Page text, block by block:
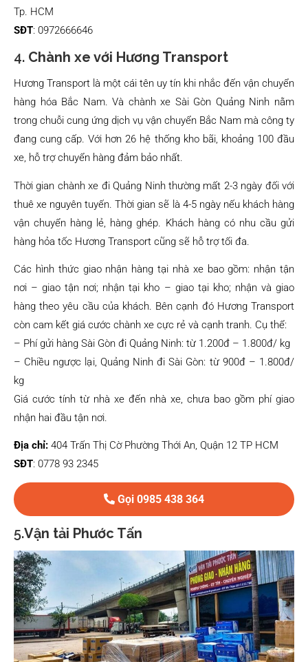
Tp. HCM
SĐT: 0972666646
4. Chành xe với Hương Transport
Hương Transport là một cái tên uy tín khi nhắc đến vận chuyển
hàng hóa Bắc Nam. Và chành xe Sài Gòn Quảng Ninh nằm
trong chuỗi cung ứng dịch vụ vận chuyển Bắc Nam mà công ty
đang cung cấp. Với hơn 26 hệ thống kho bãi, khoảng 100 đầu
xe, hỗ trợ chuyển hàng đảm bảo nhất.
Thời gian chành xe đi Quảng Ninh thường mất 2-3 ngày đối với
thuê xe nguyên tuyến. Thời gian sẽ là 4-5 ngày nếu khách hàng
vận chuyển hàng lẻ, hàng ghép. Khách hàng có nhu cầu gửi
hàng hỏa tốc Hương Transport cũng sẽ hỗ trợ tối đa.
Các hình thức giao nhận hàng tại nhà xe bao gồm: nhận tận
nơi – giao tận nơi; nhận tại kho – giao tại kho; nhận và giao
hàng theo yêu cầu của khách. Bên cạnh đó Hương Transport
còn cam kết giá cước chành xe cực rẻ và cạnh tranh. Cụ thể:
– Phí gửi hàng Sài Gòn đi Quảng Ninh: từ 1.200đ – 1.800đ/ kg
– Chiều ngược lại, Quảng Ninh đi Sài Gòn: từ 900đ – 1.800đ/
kg
Giá cước tính từ nhà xe đến nhà xe, chưa bao gồm phí giao
nhận hai đầu tận nơi.
Địa chỉ: 404 Trấn Thị Cờ Phường Thới An, Quận 12 TP HCM
SĐT: 0778 93 2345
Gọi 0985 438 364
5.Vận tải Phước Tấn